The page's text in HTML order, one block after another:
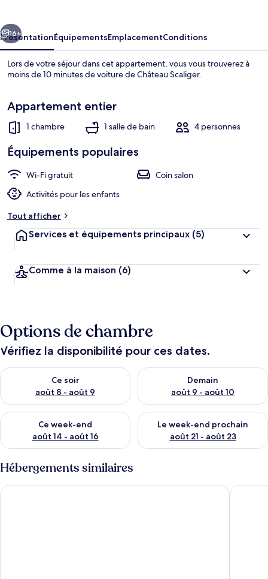
-
Italian
Homing
Suivant
16+
PrésentationÉquipementsEmplacementConditions
Lors de votre séjour dans cet appartement, vous vous trouverez à
moins de 10 minutes de voiture de Château Scaliger.
Appartement entier
1 chambre 1 salle de bain 4 personnes
Équipements populaires
Wi-Fi gratuit
Coin salon
Activités pour les enfants
Tout afficher
Services et équipements principaux (5)
Comme à la maison (6)
Options de chambre
Vérifiez la disponibilité pour ces dates.
Ce soir
août 8 - août 9
Vérifier la disponibilité pour ce soir août 8 - août 9
Demain
août 9 - août 10
Vérifier la disponibilité pour
Ce week-end
août 14 - août 16
Vérifier la disponibilité pour ce week-end août 14 - août 16
Le week-end prochain
août 21 - août 23
Vérifier la disponibilité pour
Hébergements similaires
110 Relais du Lac Village - Italian Homing 111